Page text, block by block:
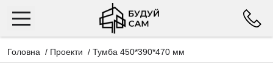
Головна / Проекти / Тумба 450*390*470 мм